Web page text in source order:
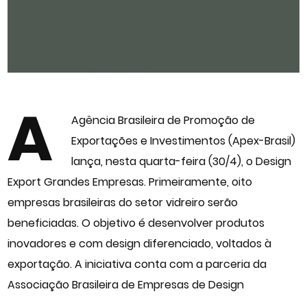
A
Agência Brasileira de Promoção de
Exportações e Investimentos (Apex-Brasil)
lança, nesta quarta-feira (30/4), o Design
Export Grandes Empresas. Primeiramente, oito
empresas brasileiras do setor vidreiro serão
beneficiadas. O objetivo é desenvolver produtos
inovadores e com design diferenciado, voltados à
exportação. A iniciativa conta com a parceria da
Associação Brasileira de Empresas de Design